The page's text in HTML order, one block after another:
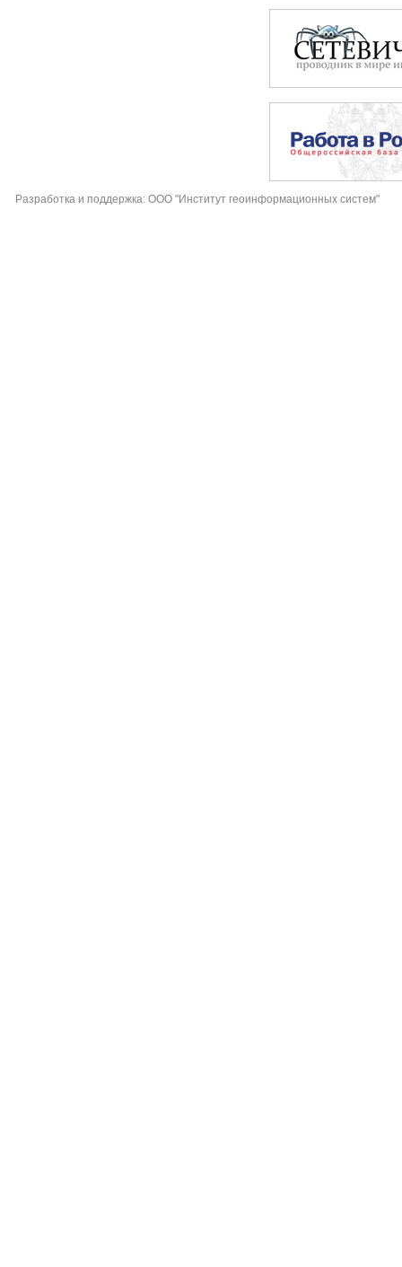
Разработка и поддержка: ООО "Институт геоинформационных систем"